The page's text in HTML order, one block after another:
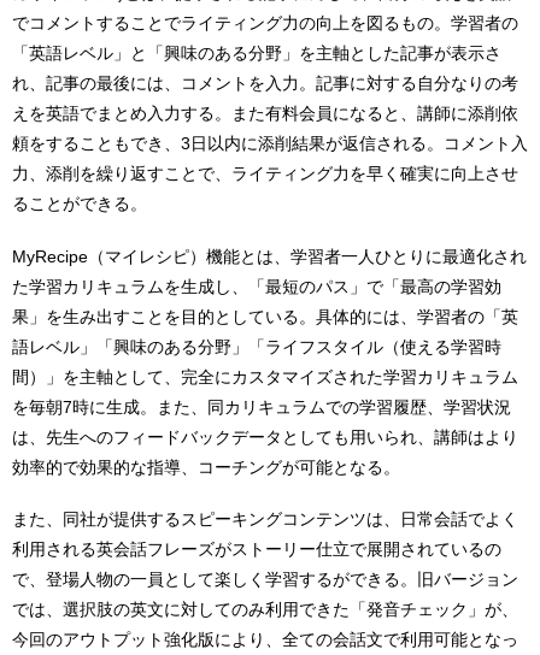
でコメントすることでライティング力の向上を図るもの。学習者の
「英語レベル」と「興味のある分野」を主軸とした記事が表示さ
れ、記事の最後には、コメントを入力。記事に対する自分なりの考
えを英語でまとめ入力する。また有料会員になると、講師に添削依
頼をすることもでき、3日以内に添削結果が返信される。コメント入
力、添削を繰り返すことで、ライティング力を早く確実に向上させ
ることができる。
MyRecipe（マイレシピ）機能とは、学習者一人ひとりに最適化され
た学習カリキュラムを生成し、「最短のパス」で「最高の学習効
果」を生み出すことを目的としている。具体的には、学習者の「英
語レベル」「興味のある分野」「ライフスタイル（使える学習時
間）」を主軸として、完全にカスタマイズされた学習カリキュラム
を毎朝7時に生成。また、同カリキュラムでの学習履歴、学習状況
は、先生へのフィードバックデータとしても用いられ、講師はより
効率的で効果的な指導、コーチングが可能となる。
また、同社が提供するスピーキングコンテンツは、日常会話でよく
利用される英会話フレーズがストーリー仕立で展開されているの
で、登場人物の一員として楽しく学習するができる。旧バージョン
では、選択肢の英文に対してのみ利用できた「発音チェック」が、
今回のアウトプット強化版により、全ての会話文で利用可能となっ